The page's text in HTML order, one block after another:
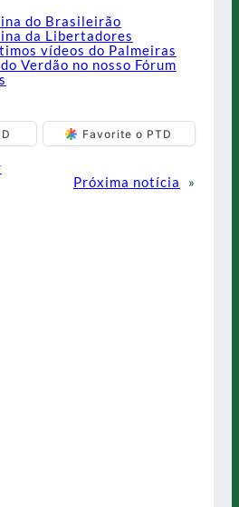
do Brasileirão
da Libertadores
vídeos do Palmeiras
Verdão no nosso Fórum
Favorite o PTD
Próxima notícia
»